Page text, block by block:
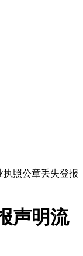
执照公章丢失登报
声明流